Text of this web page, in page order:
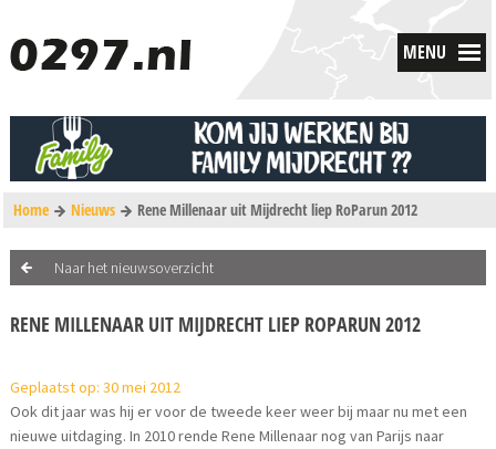
MENU
Home Nieuws Rene Millenaar uit Mijdrecht liep RoParun 2012
Naar het nieuwsoverzicht
RENE MILLENAAR UIT MIJDRECHT LIEP ROPARUN 2012
Geplaatst op: 30 mei 2012
Ook dit jaar was hij er voor de tweede keer weer bij maar nu met een
nieuwe uitdaging. In 2010 rende Rene Millenaar nog van Parijs naar